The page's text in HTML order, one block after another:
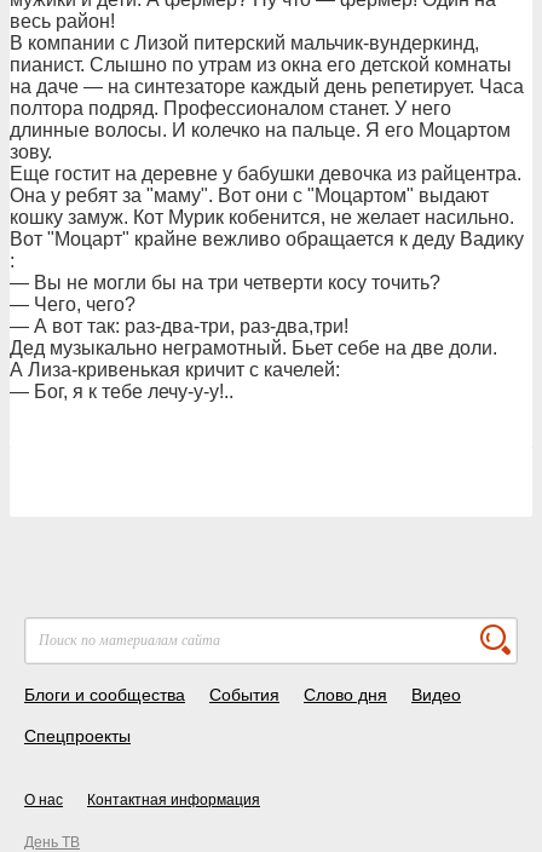
весь район!
В компании с Лизой питерский мальчик-вундеркинд,
пианист. Слышно по утрам из окна его детской комнаты
на даче — на синтезаторе каждый день репетирует. Часа
полтора подряд. Профессионалом станет. У него
длинные волосы. И колечко на пальце. Я его Моцартом
зову.
Еще гостит на деревне у бабушки девочка из райцентра.
Она у ребят за "маму". Вот они с "Моцартом" выдают
кошку замуж. Кот Мурик кобенится, не желает насильно.
Вот "Моцарт" крайне вежливо обращается к деду Вадику
:
— Вы не могли бы на три четверти косу точить?
— Чего, чего?
— А вот так: раз-два-три, раз-два,три!
Дед музыкально неграмотный. Бьет себе на две доли.
А Лиза-кривенькая кричит с качелей:
— Бог, я к тебе лечу-у-у!..
Блоги и сообщества События Слово дня Видео
Спецпроекты
О нас Контактная информация
День ТВ